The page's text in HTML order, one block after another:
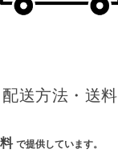
配送方法・送料
で提供しています。